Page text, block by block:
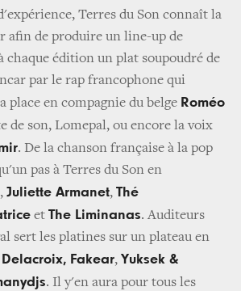
Terres du Son connaît la
afin de produire un line-up de
chaque édition un plat soupoudré de
par le rap francophone qui
place en compagnie du belge Roméo
de son, Lomepal, ou encore la voix
. De la chanson française à la pop
pas à Terres du Son en
, Juliette Armanet, Thé
et The Liminanas. Auditeurs
sert les platines sur un plateau en
Fakear, Yuksek &
. Il y'en aura pour tous les